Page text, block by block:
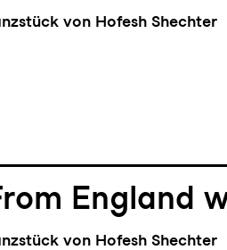
von Hofesh Shechter
England
von Hofesh Shechter